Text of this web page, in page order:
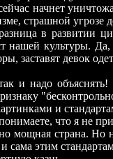
начнет
страшной угрозе
в развитии
нашей культуры.
заставят девок
и надо
и
что я не
мощная страна. Но
сама этим